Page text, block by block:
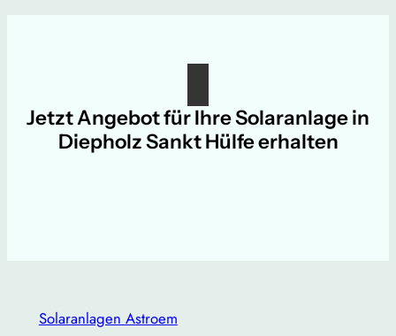
Jetzt Angebot für Ihre Solaranlage in
Diepholz Sankt Hülfe erhalten
Solaranlagen Astroem